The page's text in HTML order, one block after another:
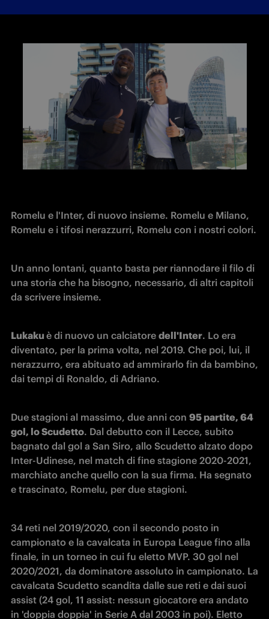
Romelu e l'Inter, di nuovo insieme. Romelu e Milano,
Romelu e i tifosi nerazzurri, Romelu con i nostri colori.
Un anno lontani, quanto basta per riannodare il filo di
una storia che ha bisogno, necessario, di altri capitoli
da scrivere insieme.
Lukaku è di nuovo un calciatore dell'Inter. Lo era
diventato, per la prima volta, nel 2019. Che poi, lui, il
nerazzurro, era abituato ad ammirarlo fin da bambino,
dai tempi di Ronaldo, di Adriano.
Due stagioni al massimo, due anni con 95 partite, 64
gol, lo Scudetto. Dal debutto con il Lecce, subito
bagnato dal gol a San Siro, allo Scudetto alzato dopo
Inter-Udinese, nel match di fine stagione 2020-2021,
marchiato anche quello con la sua firma. Ha segnato
e trascinato, Romelu, per due stagioni.
34 reti nel 2019/2020, con il secondo posto in
campionato e la cavalcata in Europa League fino alla
finale, in un torneo in cui fu eletto MVP. 30 gol nel
2020/2021, da dominatore assoluto in campionato. La
cavalcata Scudetto scandita dalle sue reti e dai suoi
assist (24 gol, 11 assist: nessun giocatore era andato